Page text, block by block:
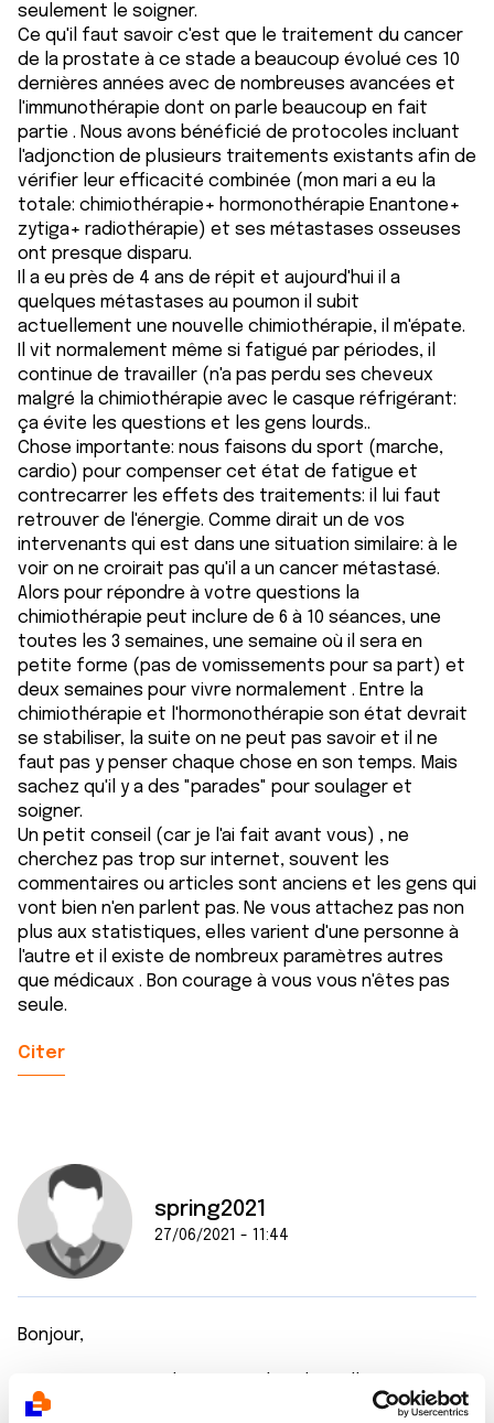
seulement le soigner.
Ce qu'il faut savoir c'est que le traitement du cancer
de la prostate à ce stade a beaucoup évolué ces 10
dernières années avec de nombreuses avancées et
l'immunothérapie dont on parle beaucoup en fait
partie . Nous avons bénéficié de protocoles incluant
l'adjonction de plusieurs traitements existants afin de
vérifier leur efficacité combinée (mon mari a eu la
totale: chimiothérapie+ hormonothérapie Enantone+
zytiga+ radiothérapie) et ses métastases osseuses
ont presque disparu.
Il a eu près de 4 ans de répit et aujourd'hui il a
quelques métastases au poumon il subit
actuellement une nouvelle chimiothérapie, il m'épate.
Il vit normalement même si fatigué par périodes, il
continue de travailler (n'a pas perdu ses cheveux
malgré la chimiothérapie avec le casque réfrigérant:
ça évite les questions et les gens lourds..
Chose importante: nous faisons du sport (marche,
cardio) pour compenser cet état de fatigue et
contrecarrer les effets des traitements: il lui faut
retrouver de l'énergie. Comme dirait un de vos
intervenants qui est dans une situation similaire: à le
voir on ne croirait pas qu'il a un cancer métastasé.
Alors pour répondre à votre questions la
chimiothérapie peut inclure de 6 à 10 séances, une
toutes les 3 semaines, une semaine où il sera en
petite forme (pas de vomissements pour sa part) et
deux semaines pour vivre normalement . Entre la
chimiothérapie et l'hormonothérapie son état devrait
se stabiliser, la suite on ne peut pas savoir et il ne
faut pas y penser chaque chose en son temps. Mais
sachez qu'il y a des "parades" pour soulager et
soigner.
Un petit conseil (car je l'ai fait avant vous) , ne
cherchez pas trop sur internet, souvent les
commentaires ou articles sont anciens et les gens qui
vont bien n'en parlent pas. Ne vous attachez pas non
plus aux statistiques, elles varient d'une personne à
l'autre et il existe de nombreux paramètres autres
que médicaux . Bon courage à vous vous n'êtes pas
seule.
Citer
spring2021
27/06/2021 - 11:44
Bonjour,
reconnais également car mon mari a été diagnostiqué